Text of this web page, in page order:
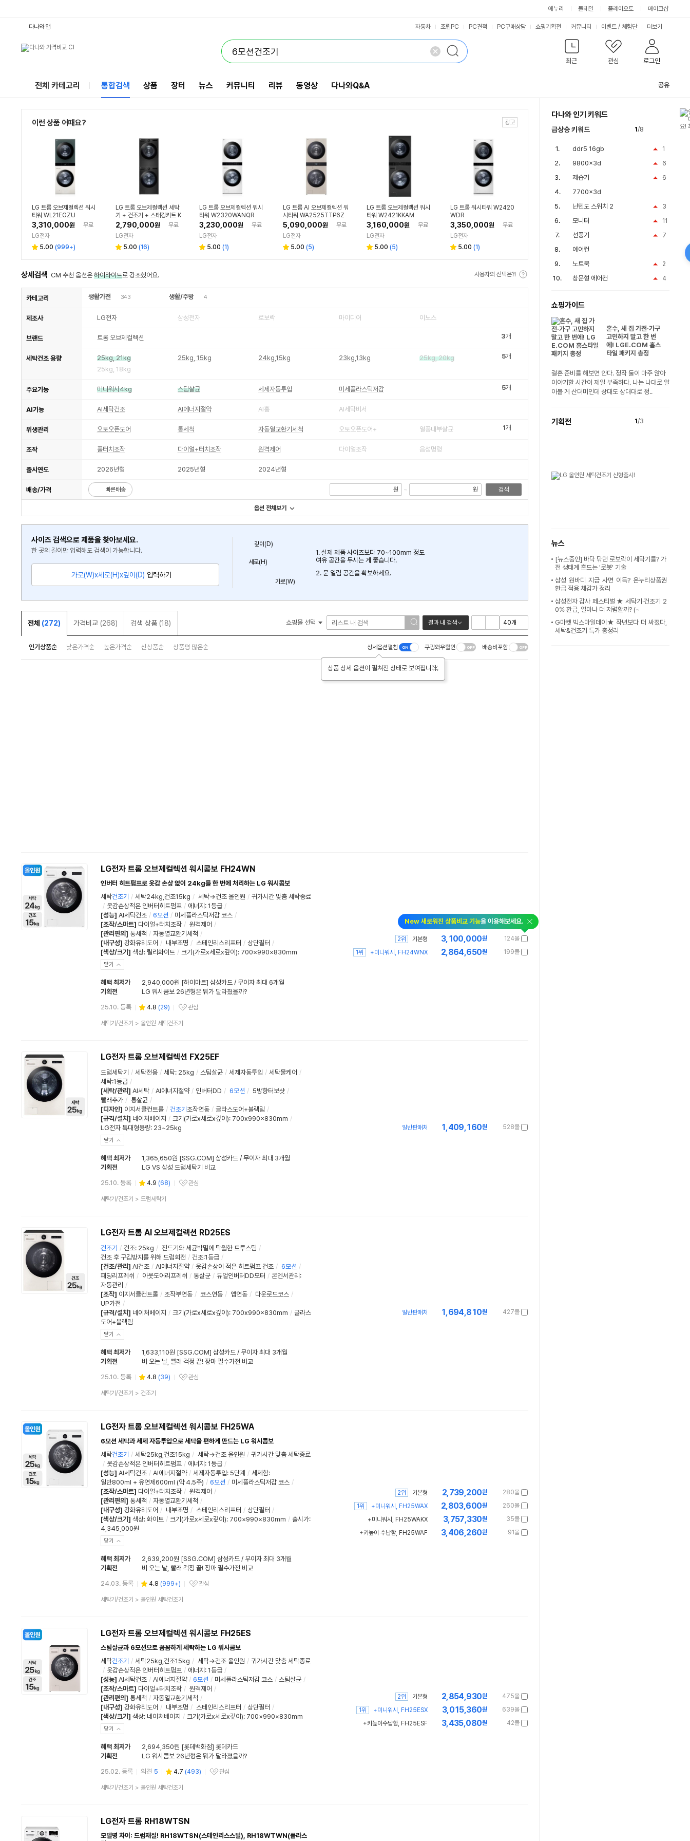
에누리 몰테일 플레이오토 메이크샵
최근 관심 로그인
다나와 앱 자동차 조립PC PC견적 PC구매상담 쇼핑기획전 커뮤니티 이벤트 / 체험단 더보기
전체 카테고리 통합검색 상품 장터 뉴스 커뮤니티 리뷰 동영상 다나와Q&A 공유
이런 상품 어때요?
LG 트롬 오브제컬렉션 워시
타워 WL21EGZU
3,310,000원
무료
LG전자
5.00 (999+)
LG 트롬 오브제컬렉션 세탁
기 + 건조기 + 스태킹키트 K
X24KN-20KR
2,790,000원
무료
LG전자
5.00 (16)
LG 트롬 오브제컬렉션 워시
타워 W2320WANQR
3,230,000원
무료
LG전자
5.00 (1)
LG 트롬 AI 오브제컬렉션 워
시타워 WA2525TTP6Z
5,090,000원
무료
LG전자
5.00 (5)
LG 트롬 오브제컬렉션 워시
타워 W2421KKAM
3,160,000원
무료
LG전자
5.00 (5)
LG 트롬 워시타워 W2420
WDR
3,350,000원
무료
LG전자
5.00 (1)
상세검색 CM 추천 옵션은 하이라이트로 강조했어요. 사용자의 선택은?!
카테고리 생활가전 343 생활/주방 4
제조사 LG전자 삼성전자 로보락 마이디어 이노스
브랜드 트롬 오브제컬렉션 3개
세탁건조 용량 25kg, 21kg 25kg, 15kg 24kg,15kg 23kg,13kg 25kg, 20kg
25kg, 18kg
5개
주요기능 미니워시4kg 스팀살균 세제자동투입 미세플라스틱저감 5개
AI기능 AI세탁건조 AI에너지절약 AI홈 AI세탁비서
위생관리 오토오픈도어 통세척 자동열교환기세척 오토오픈도어+ 열풍내부살균 1개
조작 풀터치조작 다이얼+터치조작 원격제어 다이얼조작 음성명령
출시연도 2026년형 2025년형 2024년형
배송/가격 빠른배송 원 ~ 원 검색
옵션 전체보기
사이즈 검색으로 제품을 찾아보세요.
한 곳의 길이만 입력해도 검색이 가능합니다.
가로(W)
세로(H)
깊이(D)
1. 실제 제품 사이즈보다 70~100mm 정도
여유 공간을 두시는 게 좋습니다.
2. 문 열림 공간을 확보하세요.
가로(W)x세로(H)x깊이(D) 입력하기
전체 (272) 가격비교 (268) 검색 상품 (18) 쇼핑몰 선택 결과 내 검색
인기상품순 낮은가격순 높은가격순 신상품순 상품평 많은순 상세옵션펼침
상품 상세 옵션이 펼쳐진 상태로 보여집니다.
쿠팡와우할인 배송비포함
LG전자 트롬 오브제컬렉션 워시콤보 FH24WN
인버터 히트펌프로 옷감 손상 없이 24kg를 한 번에 처리하는 LG 워시콤보
세탁건조기 / 세탁24kg,건조15kg / 세탁→건조 올인원 / 귀가시간 맞춤 세탁종료
/ 옷감손상적은 인버터히트펌프 / 에너지: 1등급 /
[성능] AI세탁건조 / 6모션 / 미세플라스틱저감 코스 /
[조작/스마트] 다이얼+터치조작 / 원격제어 /
[관리편의] 통세척 / 자동열교환기세척 /
[내구성] 강화유리도어 / 내부조명 / 스테인리스리프터 / 상단필터 /
[색상/크기] 색상: 릴리화이트 / 크기(가로x세로x깊이): 700×990×830mm
닫기
혜택 최저가
2,940,000원 [하이마트] 삼성카드 / 무이자 최대 6개월
기획전
LG 워시콤보 26년형은 뭐가 달라졌을까?
25.10. 등록
4.8 (29)
관심상품
관심
상
세탁기/건조기 > 올인원 세탁건조기
New 새로워진 상품비교 기능을 이용해보세요.
124몰
3,100,000원
2위
기본형
199몰
2,864,650원
1위 +미니워시, FH24WNX
LG전자 트롬 오브제컬렉션 FX25EF
드럼세탁기 / 세탁전용 / 세탁: 25kg / 스팀살균 / 세제자동투입 / 세탁물케어 /
세탁:1등급 /
[세탁/관리] AI세탁 / AI에너지절약 / 인버터DD / 6모션 / 5방향터보샷 /
빨래추가 / 통살균 /
[디자인] 이지서클컨트롤 / 건조기 조작연동 / 글라스도어+블랙림 /
[규격/설치] 네이처베이지 / 크기(가로x세로x깊이): 700x990x830mm /
LG전자 특대형용량: 23~25kg
닫기
혜택 최저가
1,365,650원 [SSG.COM] 삼성카드 / 무이자 최대 3개월
기획전
LG VS 삼성 드럼세탁기 비교
25.10. 등록
4.9 (68)
관심상품
관심
상
세탁기/건조기 > 드럼세탁기
528몰
1,409,160원
일반판매처
LG전자 트롬 AI 오브제컬렉션 RD25ES
건조기 / 건조: 25kg / 진드기와 세균박멸에 탁월한 트루스팀 /
건조 후 구김방지를 위해 드럼회전 / 건조:1등급 /
[건조/관리] AI건조 / AI에너지절약 / 옷감손상이 적은 히트펌프 건조 / 6모션 /
패딩리프레쉬 / 아웃도어리프레쉬 / 통살균 / 듀얼인버터DD모터 / 콘덴서관리:
자동관리 /
[조작] 이지서클컨트롤 / 조작부연동 / 코스연동 / 앱연동 / 다운로드코스 /
UP가전 /
[규격/설치] 네이처베이지 / 크기(가로x세로x깊이): 700x990x830mm / 글라스
도어+블랙림
닫기
혜택 최저가
1,633,110원 [SSG.COM] 삼성카드 / 무이자 최대 3개월
기획전
비 오는 날, 빨래 걱정 끝! 장마 필수가전 비교
25.10. 등록
4.8 (39)
관심상품
관심
상
세탁기/건조기 > 건조기
427몰
1,694,810원
일반판매처
LG전자 트롬 오브제컬렉션 워시콤보 FH25WA
6모션 세탁과 세제 자동투입으로 세탁을 편하게 만드는 LG 워시콤보
세탁건조기 / 세탁25kg,건조15kg / 세탁→건조 올인원 / 귀가시간 맞춤 세탁종료
/ 옷감손상적은 인버터히트펌프 / 에너지: 1등급 /
[성능] AI세탁건조 / AI에너지절약 / 세제자동투입: 5단계 / 세제함:
일반800ml + 유연제600ml (약 4.5주) / 6모션 / 미세플라스틱저감 코스 /
[조작/스마트] 다이얼+터치조작 / 원격제어 /
[관리편의] 통세척 / 자동열교환기세척 /
[내구성] 강화유리도어 / 내부조명 / 스테인리스리프터 / 상단필터 /
[색상/크기] 색상: 화이트 / 크기(가로x세로x깊이): 700×990×830mm / 출시가:
4,345,000원
닫기
혜택 최저가
2,639,200원 [SSG.COM] 삼성카드 / 무이자 최대 3개월
기획전
비 오는 날, 빨래 걱정 끝! 장마 필수가전 비교
24.03. 등록
4.8 (999+)
관심상품
관심
상
세탁기/건조기 > 올인원 세탁건조기
280몰
2,739,200원
2위
기본형
260몰
2,803,600원
1위
+미니워시, FH25WAX
35몰
3,757,330원
+미니워시, FH25WAKX
91몰
3,406,260원
+키높이 수납함, FH25WAF
LG전자 트롬 오브제컬렉션 워시콤보 FH25ES
스팀살균과 6모션으로 꼼꼼하게 세탁하는 LG 워시콤보
세탁건조기 / 세탁25kg,건조15kg / 세탁→건조 올인원 / 귀가시간 맞춤 세탁종료
/ 옷감손상적은 인버터히트펌프 / 에너지: 1등급 /
[성능] AI세탁건조 / AI에너지절약 / 6모션 / 미세플라스틱저감 코스 / 스팀살균 /
[조작/스마트] 다이얼+터치조작 / 원격제어 /
[관리편의] 통세척 / 자동열교환기세척 /
[내구성] 강화유리도어 / 내부조명 / 스테인리스리프터 / 상단필터 /
[색상/크기] 색상: 네이처베이지 / 크기(가로x세로x깊이): 700×990×830mm
닫기
혜택 최저가
2,694,350원 [롯데백화점] 롯데카드
기획전
LG 워시콤보 26년형은 뭐가 달라졌을까?
25.02. 등록
의견 5 4.7 (493)
관심상품
관심
상
세탁기/건조기 > 올인원 세탁건조기
475몰
2,854,930원
2위
기본형
639몰
3,015,360원
1위
+미니워시, FH25ESX
42몰
3,435,080원
+키높이수납함, FH25ESF
LG전자 트롬 RH18WTSN
모델명 차이: 드럼재질! RH18WTSN(스테인리스스틸), RH18WTWN(플라스
다나와 인기 키워드
급상승 키워드 1/8
1
ddr5 16gb
6
9800x3d
6
제습기
7700x3d
3
닌텐도 스위치 2
11
모니터
7
선풍기
에어컨
2
노트북
4
창문형 에어컨
쇼핑가이드
혼수, 새 집 가전·가구
고민하지 말고 한 번
에! LGE.COM 홈스
타일 패키지 총정
결혼 준비를 해보면 안다. 정작 둘이 마주 앉아
이야기할 시간이 제일 부족하다. 나는 나대로 알
아볼 게 산더미인데 상대도 상대대로 정..
기획전 1/3
뉴스
[뉴스줌인] 바닥 닦던 로보락이 세탁기를? 가
전 생태계 흔드는 '로봇' 기술
삼성 원바디 지금 사면 이득? 온누리상품권
환급 적용 체감가 정리
삼성전자 감사 페스티벌 ★ 세탁기·건조기 2
0% 환급, 얼마나 더 저렴할까? (~
G마켓 빅스마일데이★ 작년보다 더 싸졌다,
세탁&건조기 특가 총정리